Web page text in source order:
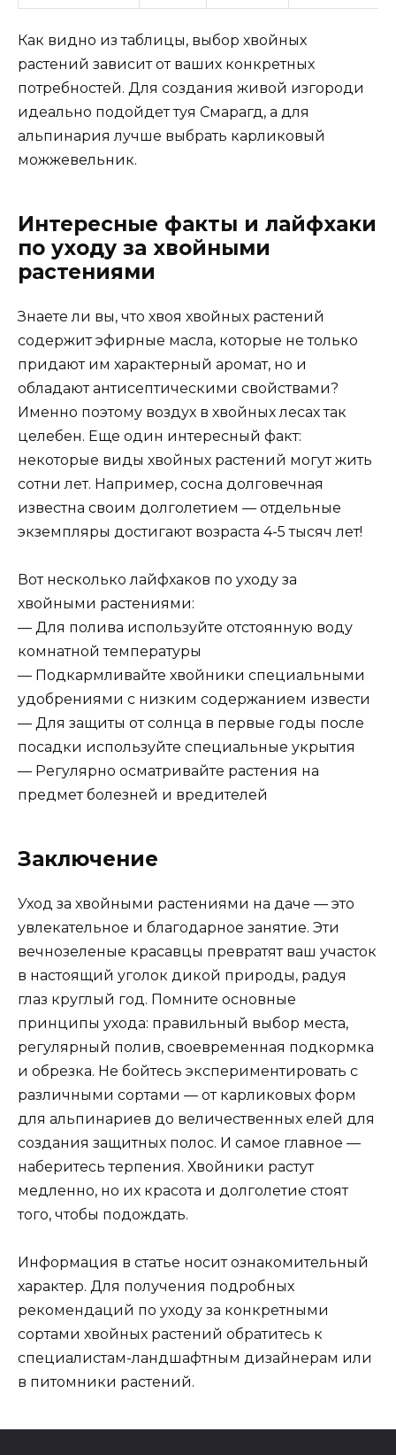
Как видно из таблицы, выбор хвойных
растений зависит от ваших конкретных
потребностей. Для создания живой изгороди
идеально подойдет туя Смарагд, а для
альпинария лучше выбрать карликовый
можжевельник.
Интересные факты и лайфхаки
по уходу за хвойными
растениями
Знаете ли вы, что хвоя хвойных растений
содержит эфирные масла, которые не только
придают им характерный аромат, но и
обладают антисептическими свойствами?
Именно поэтому воздух в хвойных лесах так
целебен. Еще один интересный факт:
некоторые виды хвойных растений могут жить
сотни лет. Например, сосна долговечная
известна своим долголетием — отдельные
экземпляры достигают возраста 4-5 тысяч лет!
Вот несколько лайфхаков по уходу за
хвойными растениями:
— Для полива используйте отстоянную воду
комнатной температуры
— Подкармливайте хвойники специальными
удобрениями с низким содержанием извести
— Для защиты от солнца в первые годы после
посадки используйте специальные укрытия
— Регулярно осматривайте растения на
предмет болезней и вредителей
Заключение
Уход за хвойными растениями на даче — это
увлекательное и благодарное занятие. Эти
вечнозеленые красавцы превратят ваш участок
в настоящий уголок дикой природы, радуя
глаз круглый год. Помните основные
принципы ухода: правильный выбор места,
регулярный полив, своевременная подкормка
и обрезка. Не бойтесь экспериментировать с
различными сортами — от карликовых форм
для альпинариев до величественных елей для
создания защитных полос. И самое главное —
наберитесь терпения. Хвойники растут
медленно, но их красота и долголетие стоят
того, чтобы подождать.
Информация в статье носит ознакомительный
характер. Для получения подробных
рекомендаций по уходу за конкретными
сортами хвойных растений обратитесь к
специалистам-ландшафтным дизайнерам или
в питомники растений.